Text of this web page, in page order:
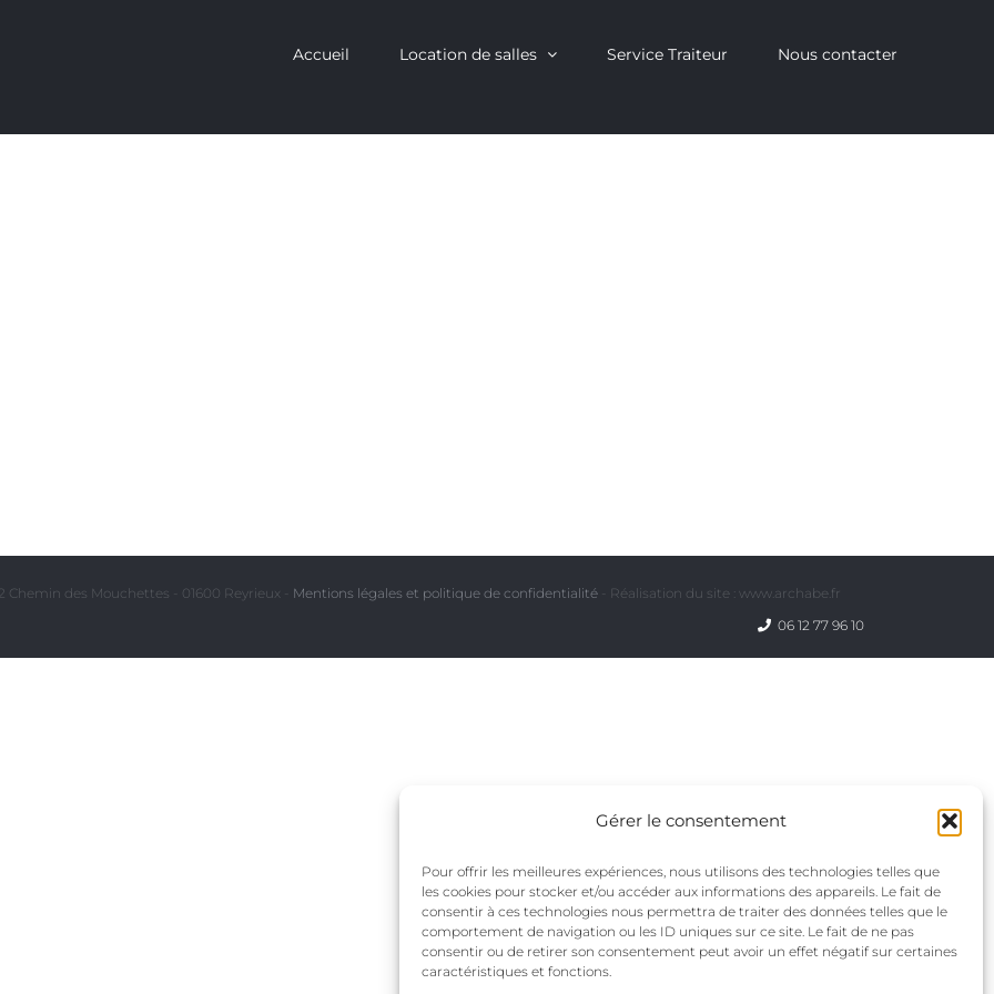
Gérer le consentement
Pour offrir les meilleures expériences, nous utilisons des technologies telles que
les cookies pour stocker et/ou accéder aux informations des appareils. Le fait de
consentir à ces technologies nous permettra de traiter des données telles que le
comportement de navigation ou les ID uniques sur ce site. Le fait de ne pas
consentir ou de retirer son consentement peut avoir un effet négatif sur certaines
caractéristiques et fonctions.
Accueil Location de salles Service Traiteur Nous contacter
Chemin des Mouchettes - 01600 Reyrieux - Mentions légales et politique de confidentialité - Réalisation du site : www.archabe.fr
06 12 77 96 10